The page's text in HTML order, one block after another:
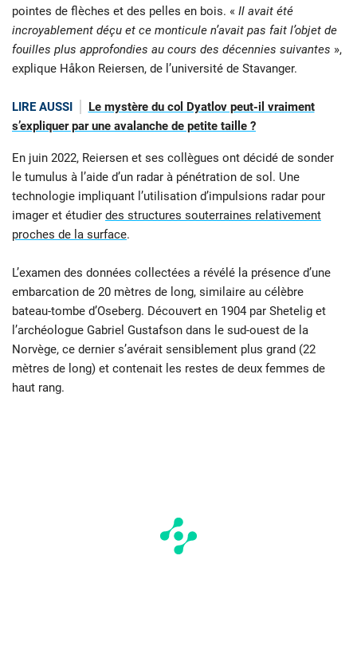
pointes de flèches et des pelles en bois. « Il avait été
incroyablement déçu et ce monticule n’avait pas fait l’objet de
fouilles plus approfondies au cours des décennies suivantes »,
explique Håkon Reiersen, de l’université de Stavanger.
LIRE AUSSI
Le mystère du col Dyatlov peut-il vraiment
s’expliquer par une avalanche de petite taille ?
En juin 2022, Reiersen et ses collègues ont décidé de sonder
le tumulus à l’aide d’un radar à pénétration de sol. Une
technologie impliquant l’utilisation d’impulsions radar pour
imager et étudier des structures souterraines relativement
proches de la surface.
L’examen des données collectées a révélé la présence d’une
embarcation de 20 mètres de long, similaire au célèbre
bateau-tombe d’Oseberg. Découvert en 1904 par Shetelig et
l’archéologue Gabriel Gustafson dans le sud-ouest de la
Norvège, ce dernier s’avérait sensiblement plus grand (22
mètres de long) et contenait les restes de deux femmes de
haut rang.